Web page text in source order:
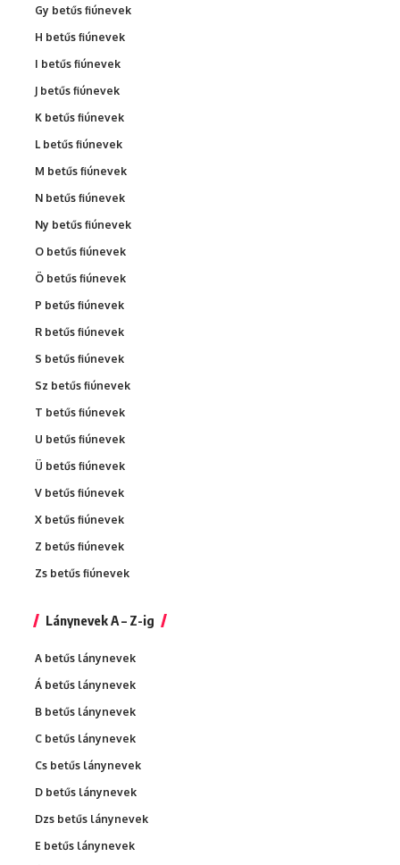
Gy betűs fiúnevek
H betűs fiúnevek
I betűs fiúnevek
J betűs fiúnevek
K betűs fiúnevek
L betűs fiúnevek
M betűs fiúnevek
N betűs fiúnevek
Ny betűs fiúnevek
O betűs fiúnevek
Ö betűs fiúnevek
P betűs fiúnevek
R betűs fiúnevek
S betűs fiúnevek
Sz betűs fiúnevek
T betűs fiúnevek
U betűs fiúnevek
Ü betűs fiúnevek
V betűs fiúnevek
X betűs fiúnevek
Z betűs fiúnevek
Zs betűs fiúnevek
Lánynevek A – Z-ig
A betűs lánynevek
Á betűs lánynevek
B betűs lánynevek
C betűs lánynevek
Cs betűs lánynevek
D betűs lánynevek
Dzs betűs lánynevek
E betűs lánynevek